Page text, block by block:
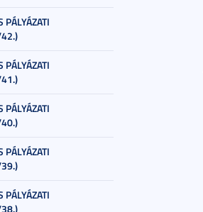
PÁLYÁZATI
PÁLYÁZATI
PÁLYÁZATI
PÁLYÁZATI
PÁLYÁZATI